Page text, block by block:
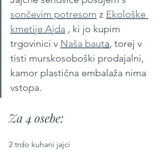
sončevim potresom z Ekološke
kmetije Ajda , ki jo kupim
trgovinici v Naša bauta, torej v
tisti murskosoboški prodajalni,
kamor plastična embalaža nima
vstopa.
Za 4 osebe:
2 trdo kuhani jajci